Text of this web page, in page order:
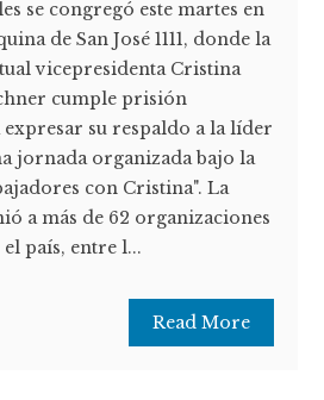
se congregó este martes en
de San José 1111, donde la
vicepresidenta Cristina
cumple prisión
su respaldo a la líder
jornada organizada bajo la
con Cristina". La
a más de 62 organizaciones
país, entre l...
Read More